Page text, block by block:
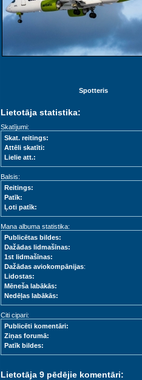
Spotteris
Lietotāja statistika:
Skatījumi:
Skat. reitings:
Attēli skatīti:
Lielie att.:
Balsis:
Reitings:
Patīk:
Ļoti patīk:
Mana albuma statistika:
Publicētas bildes:
Dažādas lidmašīnas:
1st lidmašīnas:
Dažādas aviokompānijas:
Lidostas:
Mēneša labākās:
Nedēļas labākās:
Citi cipari:
Publicēti komentāri:
Ziņas forumā:
Patīk bildes:
Lietotāja 9 pēdējie komentāri: